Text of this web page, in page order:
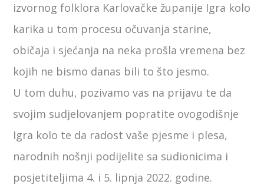
izvornog folklora Karlovačke županije Igra kolo
karika u tom procesu očuvanja starine,
običaja i sjećanja na neka prošla vremena bez
kojih ne bismo danas bili to što jesmo.
U tom duhu, pozivamo vas na prijavu te da
svojim sudjelovanjem popratite ovogodišnje
Igra kolo te da radost vaše pjesme i plesa,
narodnih nošnji podijelite sa sudionicima i
posjetiteljima 4. i 5. lipnja 2022. godine.